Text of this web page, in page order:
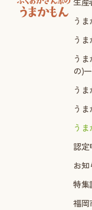
う
う
う
の)
う
う
う
認定
お知
特集
福岡